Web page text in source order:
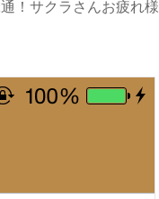
！サクラさんお疲れ様